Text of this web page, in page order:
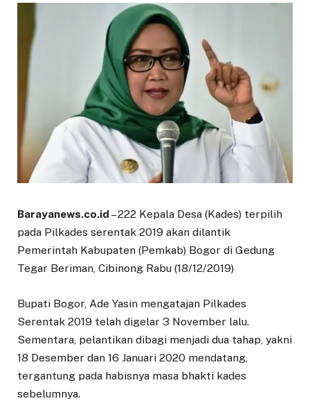
Barayanews.co.id – 222 Kepala Desa (Kades) terpilih
pada Pilkades serentak 2019 akan dilantik
Pemerintah Kabupaten (Pemkab) Bogor di Gedung
Tegar Beriman, Cibinong Rabu (18/12/2019)
Bupati Bogor, Ade Yasin mengatajan Pilkades
Serentak 2019 telah digelar 3 November lalu.
Sementara, pelantikan dibagi menjadi dua tahap, yakni
18 Desember dan 16 Januari 2020 mendatang,
tergantung pada habisnya masa bhakti kades
sebelumnya.